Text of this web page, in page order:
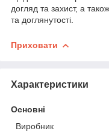
догляд та захист, а
та доглянутості.
Приховати
Характеристики
Основні
Виробник